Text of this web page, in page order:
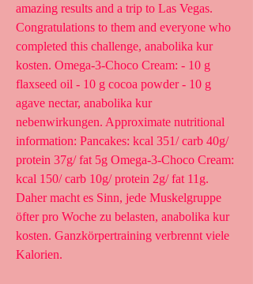
amazing results and a trip to Las Vegas.
Congratulations to them and everyone who
completed this challenge, anabolika kur
kosten. Omega-3-Choco Cream: - 10 g
flaxseed oil - 10 g cocoa powder - 10 g
agave nectar, anabolika kur
nebenwirkungen. Approximate nutritional
information: Pancakes: kcal 351/ carb 40g/
protein 37g/ fat 5g Omega-3-Choco Cream:
kcal 150/ carb 10g/ protein 2g/ fat 11g.
Daher macht es Sinn, jede Muskelgruppe
öfter pro Woche zu belasten, anabolika kur
kosten. Ganzkörpertraining verbrennt viele
Kalorien.